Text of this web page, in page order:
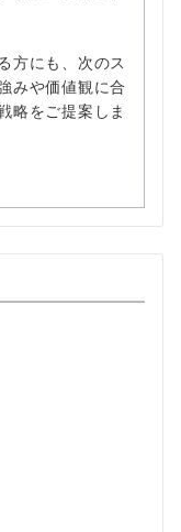
方にも、次のス
みや価値観に合
略をご提案しま